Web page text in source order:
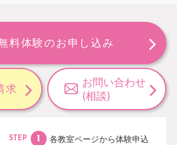
料体験のお申し込み
求
お問い合わせ
(相談)
STEP 各教室ページから体験申込